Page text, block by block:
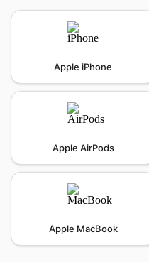
Apple iPhone
Apple AirPods
Apple MacBook